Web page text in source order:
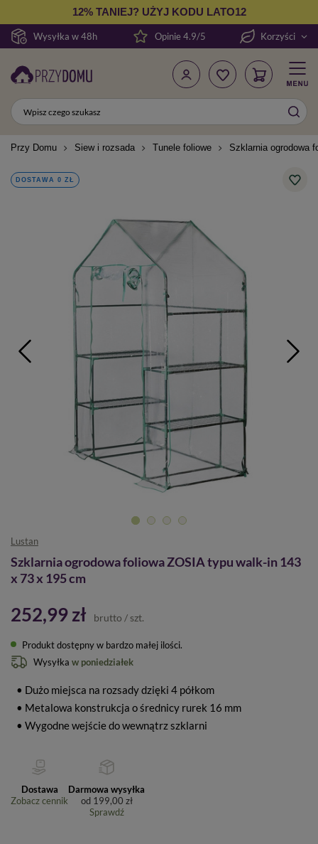
Wysyłka w 48h
12% TANIEJ? UŻYJ KODU LATO12
Opinie 4.9/5 Korzyści
Przy Domu Siew i rozsada Tunele foliowe Szklarnia ogrodowa
DOSTAWA 0 ZŁ
Lustan
Szklarnia ogrodowa foliowa ZOSIA typu walk-in 143
x 73 x 195 cm
252,99 zł brutto / szt.
Produkt dostępny w bardzo małej ilości
Wysyłka w poniedziałek
• Dużo miejsca na rozsady dzięki 4 półkom
• Metalowa konstrukcja o średnicy rurek 16 mm
• Wygodne wejście do wewnątrz szklarni
Dostawa
Zobacz cennik
Darmowa wysyłka
od 199,00 zł
Sprawdź